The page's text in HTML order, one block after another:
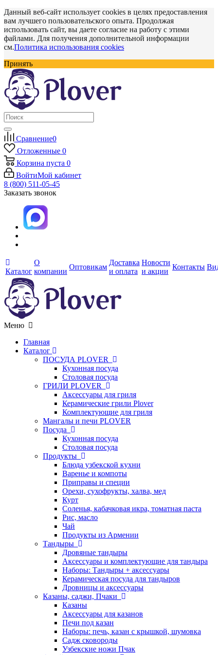
Данный веб-сайт использует cookies в целях предоставления
вам лучшего пользовательского опыта. Продолжая
использовать сайт, вы даете согласие на работу с этими
файлами. Для получения дополнительной информации
см.Политика использования cookies
Принять
Сравнение0
Отложенные 0
Корзина пуста 0
ВойтиМой кабинет
8 (800) 511-05-45
Заказать звонок
Каталог
О
компании
Оптовикам
Доставка
и оплата
Новости
и акции
Контакты
Меню
Главная
Каталог
ПОСУДА PLOVER
Кухонная посуда
Столовая посуда
ГРИЛИ PLOVER
Аксессуары для гриля
Керамические грили Plover
Комплектующие для гриля
Мангалы и печи PLOVER
Посуда
Кухонная посуда
Столовая посуда
Продукты
Блюда узбекской кухни
Варенье и компоты
Приправы и специи
Орехи, сухофрукты, халва, мед
Курт
Соленья, кабачковая икра, томатная паста
Рис, масло
Чай
Продукты из Армении
Тандыры
Дровяные тандыры
Аксессуары и комплектующие для тандыра
Наборы: Тандыры + аксессуары
Керамическая посуда для тандыров
Дровницы и аксессуары
Казаны, саджи, Пчаки
Казаны
Аксессуары для казанов
Печи под казан
Наборы: печь, казан с крышкой, шумовка
Садж сковороды
Узбекские ножи Пчак